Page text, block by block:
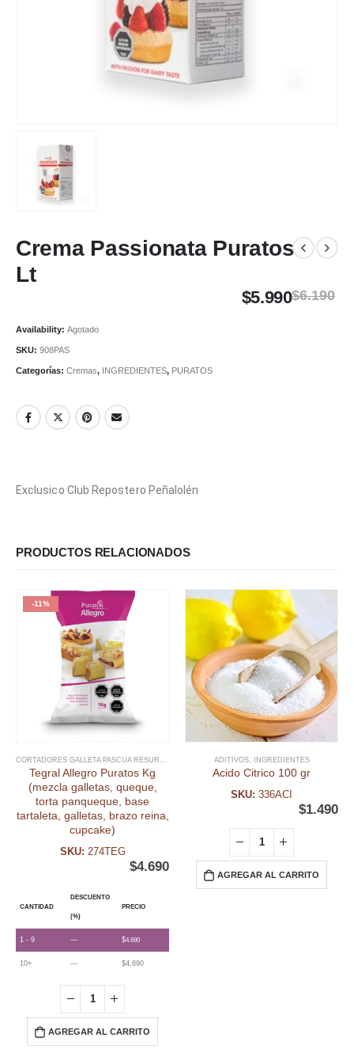
Crema Passionata Puratos
Lt
$6.190
$5.990
Availability: Agotado
SKU: 908PAS
Categorías: Cremas, INGREDIENTES, PURATOS
Exclusico Club Repostero Peñalolén
PRODUCTOS RELACIONADOS
-11%
CORTADORES GALLETA PASCUA RESURRECIÓN FECHAS ESPECIALES,INGREDIENTES
Tegral Allegro Puratos Kg
(mezcla galletas, queque,
torta panqueque, base
tartaleta, galletas, brazo reina,
cupcake)
SKU: 274TEG
$4.690
CANTIDAD
DESCUENTO
(%)
PRECIO
1 - 9 — $4.690
10+ — $4.690
AGREGAR AL CARRITO
ADITIVOS, INGREDIENTES
Acido Citrico 100 gr
SKU: 336ACI
$1.490
AGREGAR AL CARRITO